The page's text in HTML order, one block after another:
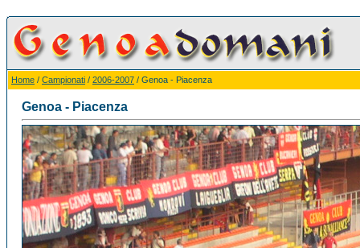
Home / Campionati / 2006-2007 / Genoa - Piacenza
Genoa - Piacenza